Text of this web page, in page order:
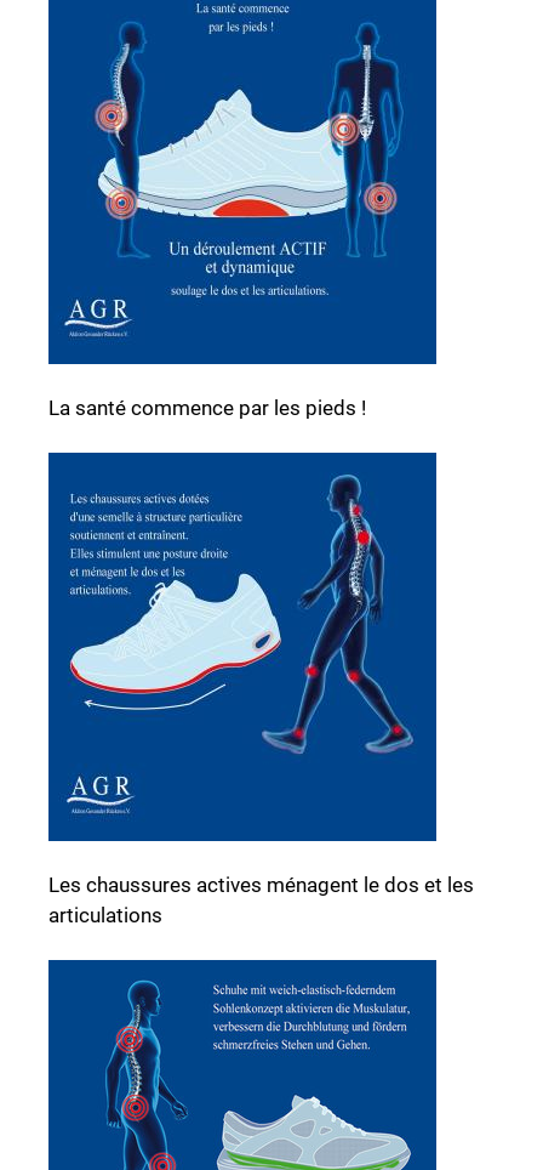
La santé commence par les pieds !
Les chaussures actives ménagent le dos et les
articulations